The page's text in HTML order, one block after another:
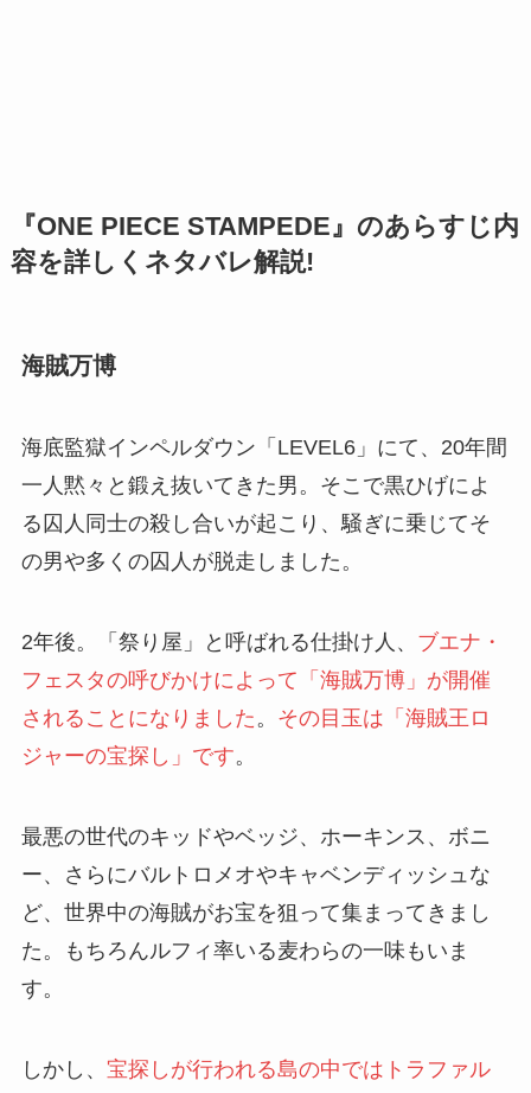
『ONE PIECE STAMPEDE』のあらすじ内
容を詳しくネタバレ解説!
海賊万博
海底監獄インペルダウン「LEVEL6」にて、20年間
一人黙々と鍛え抜いてきた男。そこで黒ひげによ
る囚人同士の殺し合いが起こり、騒ぎに乗じてそ
の男や多くの囚人が脱走しました。
2年後。「祭り屋」と呼ばれる仕掛け人、 ブエナ・
フェスタの呼びかけによって「海賊万博」が開催
されることになりました。 その目玉は「海賊王ロ
ジャーの宝探し」です。
最悪の世代のキッドやベッジ、ホーキンス、ボニ
ー、さらにバルトロメオやキャベンディッシュな
ど、世界中の海賊がお宝を狙って集まってきまし
た。もちろんルフィ率いる麦わらの一味もいま
す。
しかし、 宝探しが行われる島の中ではトラファル